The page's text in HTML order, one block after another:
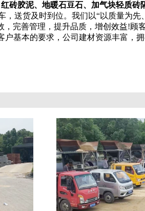
砖胶泥、地暖石豆石、加气块轻质砖
，送货及时到位。我们以“以质量为
，完善管理，提升品质，增创效益!
户基本的要求，公司建材资源丰富，